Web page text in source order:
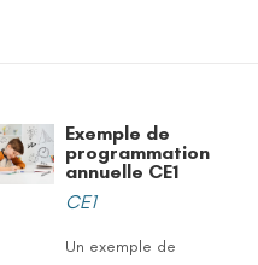
Exemple de
programmation
annuelle CE1
CE1
Un exemple de